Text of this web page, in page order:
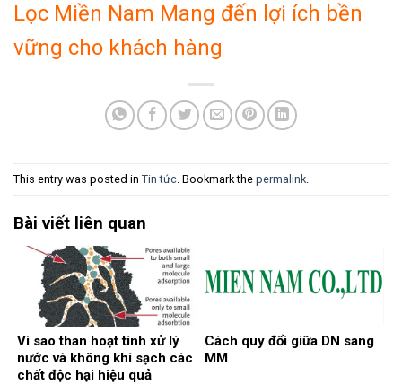
Lọc Miền Nam Mang đến lợi ích bền
vững cho khách hàng
This entry was posted in Tin tức . Bookmark the permalink
Bài viết liên quan
Vì sao than hoạt tính xử lý
nước và không khí sạch các
chất độc hại hiệu quả
Cách quy đổi giữa DN sang
MM